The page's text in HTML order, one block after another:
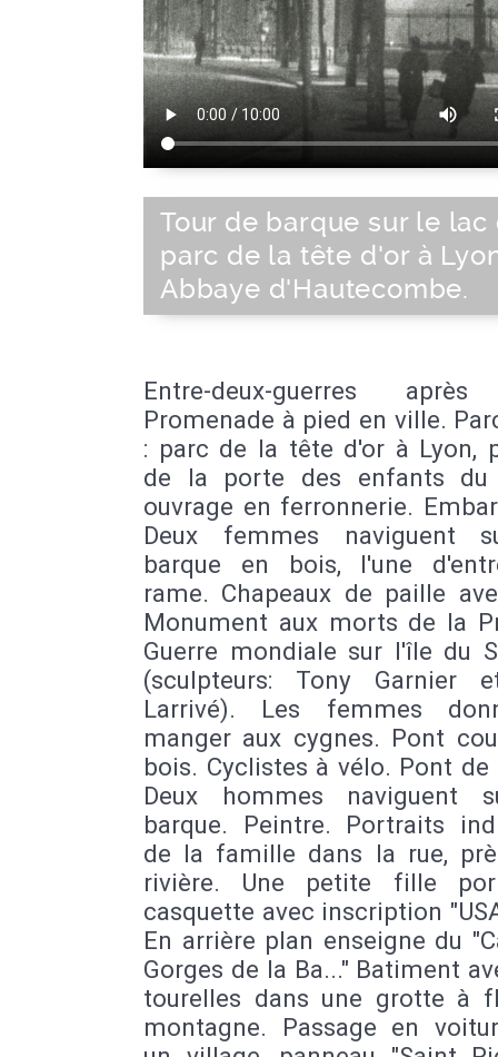
Tour de barque sur le lac
parc de la tête d'or à
Abbaye d'Hautecombe.
Entre-deux-guerres
Promenade à pied en ville.
: parc de la tête d'or à Lyon,
de la porte des enfants du
ouvrage en ferronnerie.
Deux femmes naviguent
barque en bois, l'une
rame. Chapeaux de paille
Monument aux morts de la
Guerre mondiale sur l'île du
(sculpteurs: Tony Garnier
Larrivé). Les femmes
manger aux cygnes. Pont
bois. Cyclistes à vélo. Pont de
Deux hommes naviguent
barque. Peintre. Portraits
de la famille dans la rue,
rivière. Une petite fille
casquette avec inscription
En arrière plan enseigne du
Gorges de la Ba..." Batiment
tourelles dans une grotte à
montagne. Passage en